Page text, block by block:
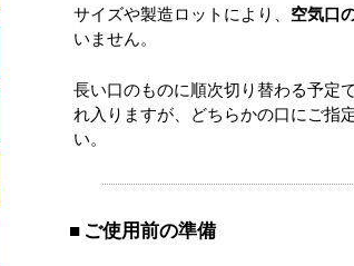
サイズや製造ロットにより、 空気口
いません。
長い口のものに順次切り替わる予定
れ入りますが、どちらかの口にご指
い。
ご使用前の準備